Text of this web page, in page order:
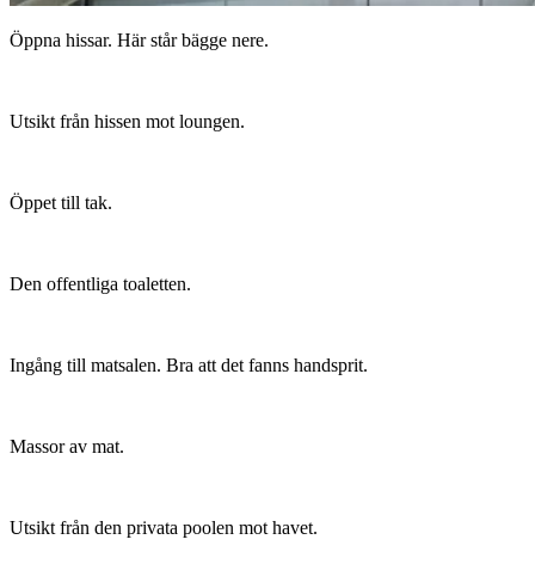
Öppna hissar. Här står bägge nere.
Utsikt från hissen mot loungen.
Öppet till tak.
Den offentliga toaletten.
Ingång till matsalen. Bra att det fanns handsprit.
Massor av mat.
Utsikt från den privata poolen mot havet.